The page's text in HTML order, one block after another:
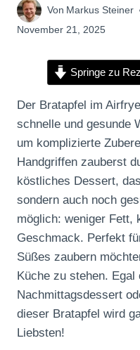
Von Markus Steiner
November 21, 2025
Springe zu
Der Bratapfel im
schnelle und gesunde
um komplizierte
Handgriffen zauberst
köstliches Dessert,
sondern auch noch
möglich: weniger Fett,
Geschmack. Perfekt
Süßes zaubern
Küche zu stehen. Egal
Nachmittagsdessert
dieser Bratapfel wird
Liebsten!